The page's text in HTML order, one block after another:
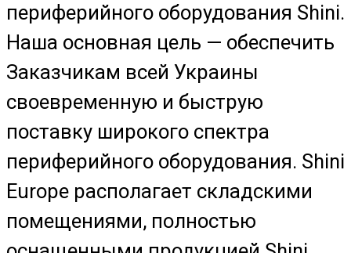
периферийного оборудования Shini.
Наша основная цель — обеспечить
Заказчикам всей Украины
своевременную и быструю
поставку широкого спектра
периферийного оборудования. Shini
Europe располагает складскими
помещениями, полностью